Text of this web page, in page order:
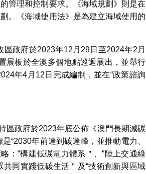
管理和控制要求。《海域規劃》則是在
。《海域使用法》是為建立海域使用的
政府於2023年12月29日至2024年2月
展板於全澳多個地點巡迴展出，並舉行
年4月12日完成編制，並在“政策諮詢
區政府於2023年底公佈《澳門長期減碳
“2030年前達到碳達峰，並推動電力、
：“構建低碳電力體系＂、“陸上交通綠
共同實踐低碳生活＂及“技術創新與區域